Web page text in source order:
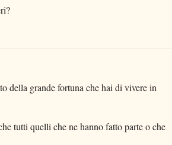
della grande fortuna che hai di vivere in
tutti quelli che ne hanno fatto parte o che